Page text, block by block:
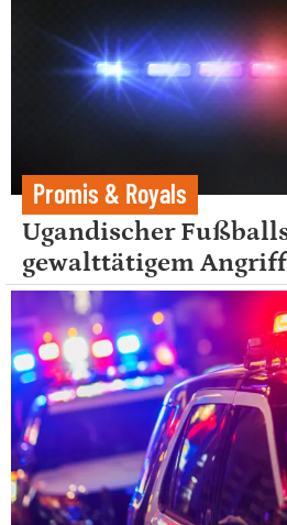
Promis & Royals
Ugandischer
gewalttätigem